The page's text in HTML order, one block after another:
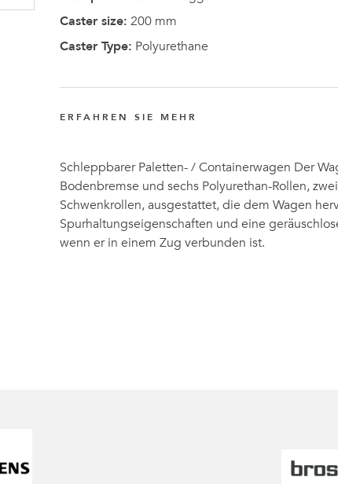
Caster size: 200 mm
Caster Type: Polyurethane
ERFAHREN SIE MEHR
Schleppbarer Paletten- / Containerwagen Der
Bodenbremse und sechs Polyurethan-Rollen,
Schwenkrollen, ausgestattet, die dem Wagen
Spurhaltungseigenschaften und eine
wenn er in einem Zug verbunden ist.